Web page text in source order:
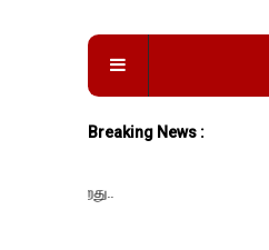
Breaking News :